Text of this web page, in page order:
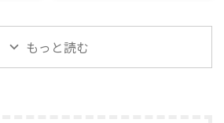
アナ
ぎ
す。査
ォノカードやバランス入力カ
ードの有無、電源部の状態、
接続ケーブル、外観コンディシ
取させ
テージボックス「SB168-ES」
を出張買取させていただきま
もっと読む